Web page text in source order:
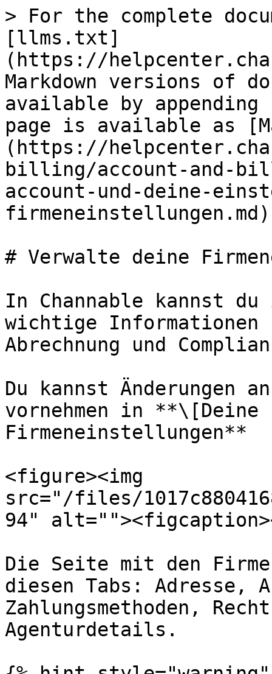
> For the complete
[llms.txt]
(https://
Markdown versions of
available by
page is available as
(https://
billing/account-and-
account-und-deine-
# Verwalte deine
In Channable kannst
wichtige
Abrechnung und
Du kannst Änderungen
vornehmen in **\[Deine
Firmeneinstellungen**
<figure><img
src="/files/
94"
Die Seite mit den
diesen Tabs: Adresse,
Zahlungsmethoden,
Agenturdetails.